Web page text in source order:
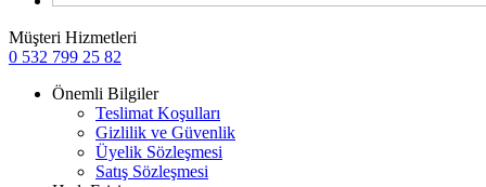
Müşteri Hizmetleri
0 532 799 25 82
Önemli Bilgiler
Teslimat Koşulları
Gizlilik ve Güvenlik
Üyelik Sözleşmesi
Satış Sözleşmesi